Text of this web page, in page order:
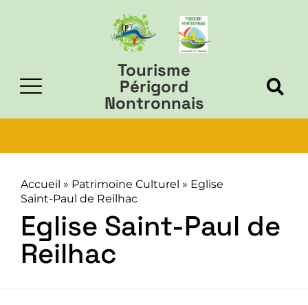
Tourisme
Périgord
Nontronnais
Accueil » Patrimoine Culturel » Eglise
Saint-Paul de Reilhac
Eglise Saint-Paul de
Reilhac